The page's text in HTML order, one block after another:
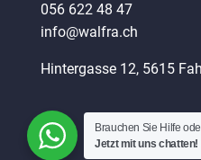
056 622 48 47
info@walfra.ch
Hintergasse 12, 5615
Brauchen Sie Hilfe
Jetzt mit uns chatten!